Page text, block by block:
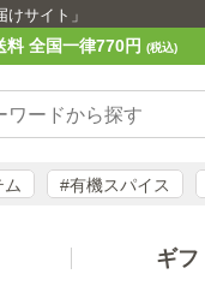
サイト」
料 全国一律770円 (税込)
#有機スパイス
ギフ